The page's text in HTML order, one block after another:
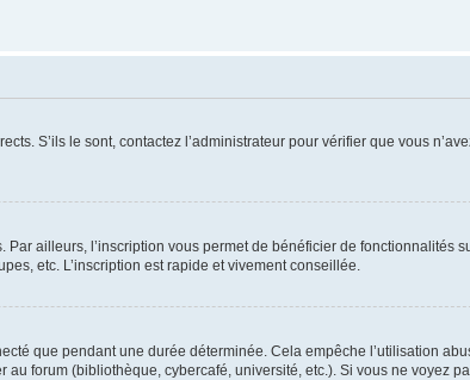
S’ils le sont, contactez l’administrateur pour vérifier que vous
ailleurs, l’inscription vous permet de bénéficier de fonctionnalités
etc. L’inscription est rapide et vivement conseillée.
que pendant une durée déterminée. Cela empêche l’utilisation
forum (bibliothèque, cybercafé, université, etc.). Si vous ne voyez